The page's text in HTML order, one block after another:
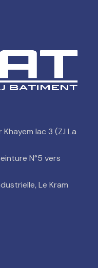
lac 3 (Z.I La
N°5 vers
Le Kram